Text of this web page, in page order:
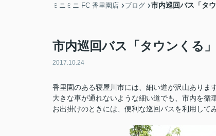
ミニミニ FC 香里園店 ブログ 市内巡回バス「タ
市内巡回バス「タウンくる
2017.10.24
香里園のある寝屋川市には、細い道が沢山あります
大きな車が通れないような細い道でも、市内を循
お出掛けのときには、便利な巡回バスを利用して